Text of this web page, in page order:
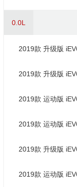
0.0L
2019款 升级版
2019款 升级版
2019款 运动版
2019款 运动版
2019款 升级版
2019款 运动版